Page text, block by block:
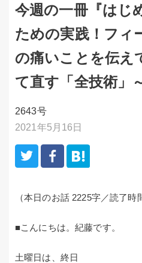
今週の一冊『はじ
ための実践！フィ
の痛いことを伝え
て直す「全技術」
2643号
2021年5月16日
（本日のお話 2225字／読了時
■こんにちは。紀藤です。
土曜日は、終日